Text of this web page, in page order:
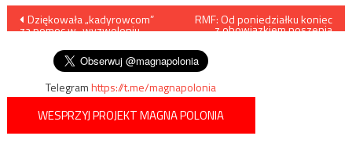
Nawigacja
wpisu
Dziękowała „kadyrowcom”
za pomoc w „wyzwoleniu
​RMF: Od poniedziałku koniec
z obowiązkiem noszenia
Telegramhttps://t.me/magnapolonia
WESPRZYJ PROJEKT MAGNA POLONIA